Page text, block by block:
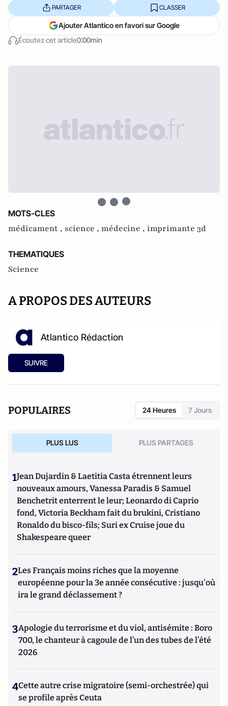
Écoutez cet article0:00min
PARTAGER CLASSER
Ajouter Atlantico en favori sur Google
MOTS-CLES
médicament , science , médecine , imprimante 3d
THEMATIQUES
Science
A PROPOS DES AUTEURS
Atlantico Rédaction
SUIVRE
POPULAIRES 24 Heures 7 Jours
PLUS LUS PLUS PARTAGES
1Jean Dujardin & Laetitia Casta étrennent leurs
nouveaux amours, Vanessa Paradis & Samuel
Benchetrit enterrent le leur; Leonardo di Caprio
fond, Victoria Beckham fait du brukini, Cristiano
Ronaldo du bisco-fils; Suri ex Cruise joue du
Shakespeare queer
2Les Français moins riches que la moyenne
européenne pour la 3e année consécutive : jusqu'où
ira le grand déclassement ?
3Apologie du terrorisme et du viol, antisémite : Boro
700, le chanteur à cagoule de l’un des tubes de l’été
2026
4Cette autre crise migratoire (semi-orchestrée) qui
se profile après Ceuta